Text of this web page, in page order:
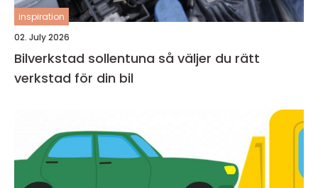
inspiration
02. July 2026
Bilverkstad sollentuna så väljer du rätt
verkstad för din bil